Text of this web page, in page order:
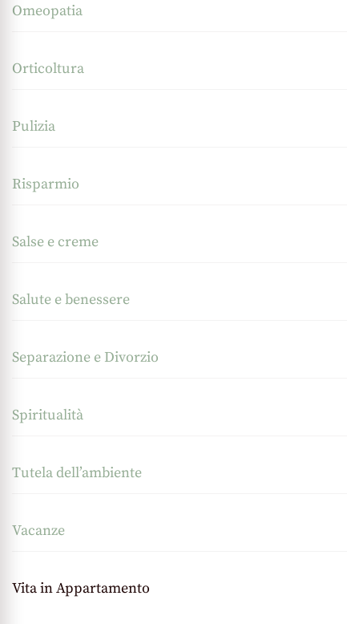
Omeopatia
Orticoltura
Pulizia
Risparmio
Salse e creme
Salute e benessere
Separazione e Divorzio
Spiritualità
Tutela dell’ambiente
Vacanze
Vita in Appartamento